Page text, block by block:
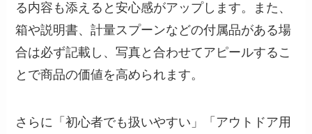
る内容も添えると安心感がアップします。また、
箱や説明書、計量スプーンなどの付属品がある場
合は必ず記載し、写真と合わせてアピールするこ
とで商品の価値を高められます。
さらに「初心者でも扱いやすい」「アウトドア用